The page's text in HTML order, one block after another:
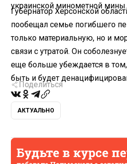
украинской минометной мины.
Губернатор Херсонской
пообещал семье погибшего
только материальную, но и
связи с утратой. Он
еще больше убеждается в
быть и будет
Поделиться
АКТУАЛЬНО